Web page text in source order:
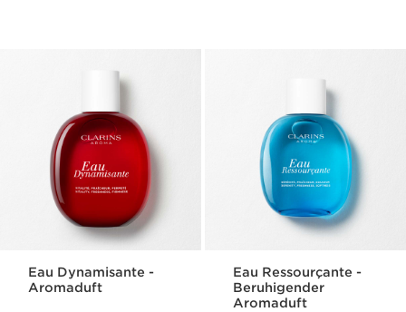
Eau Dynamisante -
Aromaduft
Eau Ressourçante -
Beruhigender
Aromaduft